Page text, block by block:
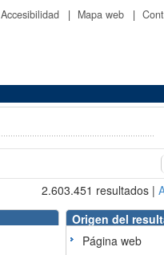
Accesibilidad | Mapa web |
2.603.451 resultados |
Origen del
Página web